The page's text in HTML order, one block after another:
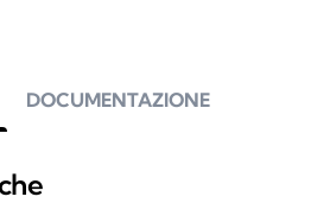
DOCUMENTAZIONE